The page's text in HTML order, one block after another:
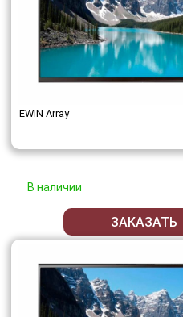
EWIN Array
В наличии
ЗАКАЗАТЬ